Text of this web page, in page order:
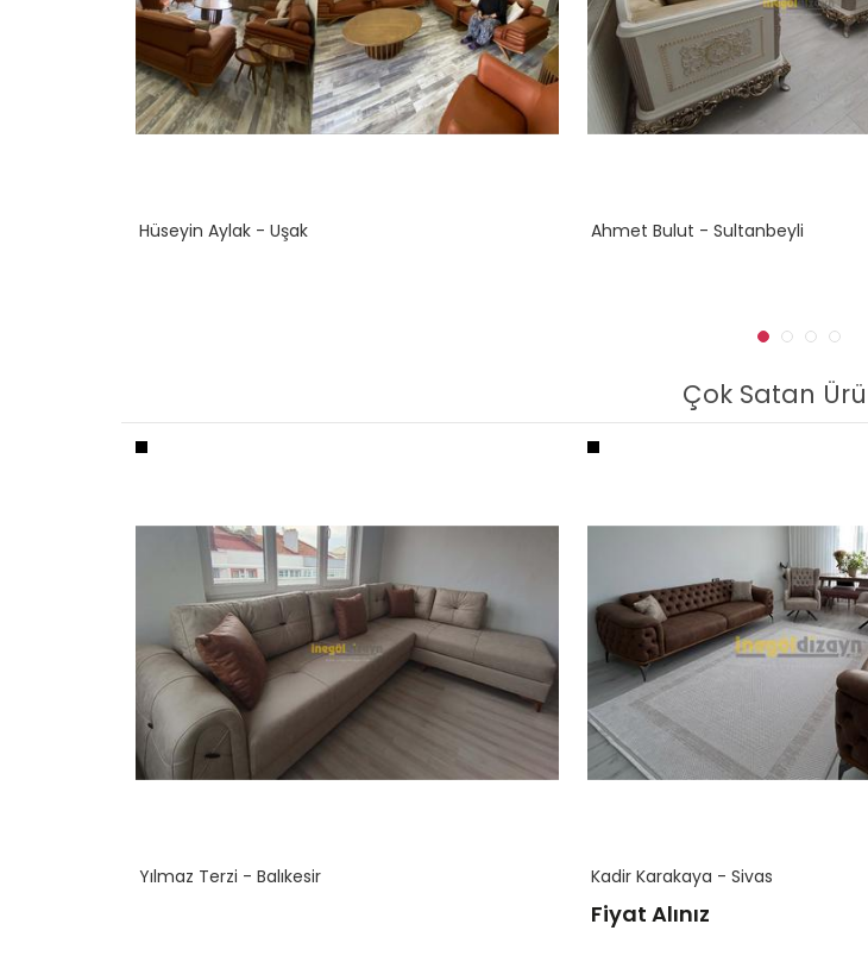
Hüseyin Aylak - Uşak Ahmet Bulut - Sultanbeyli
Çok Satan
Yılmaz Terzi - Balıkesir Kadir Karakaya - Sivas
Fiyat Alınız